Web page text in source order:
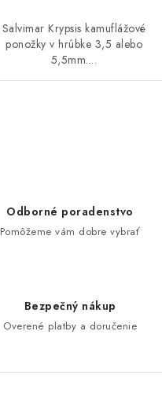
Salvimar Krypsis kamuflážové
ponožky v hrúbke 3,5 alebo
5,5mm....
Odborné poradenstvo
Pomôžeme vám dobre vybrať
Bezpečný nákup
Overené platby a doručenie